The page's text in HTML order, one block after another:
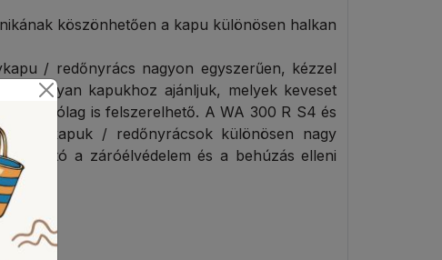
köszönhetően a kapu különösen halkan
/ redőnyrács nagyon egyszerűen, kézzel
olyan kapukhoz ajánljuk, melyek keveset
utólag is felszerelhető. A WA 300 R S4 és
/ redőnyrácsok különösen nagy
a záróélvédelem és a behúzás elleni